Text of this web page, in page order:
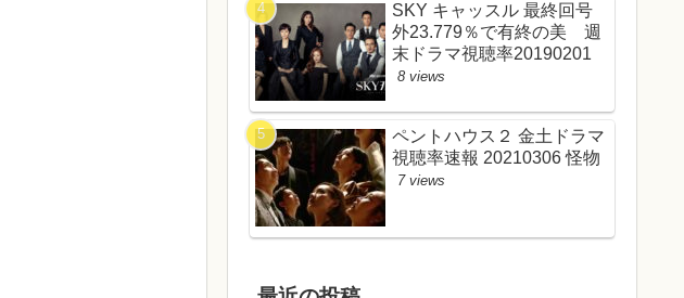
SKY キャッスル 最終回号
外23.779％で有終の美 週
末ドラマ視聴率20190201
8 views
ペントハウス２ 金土ドラマ
視聴率速報 20210306 怪物
7 views